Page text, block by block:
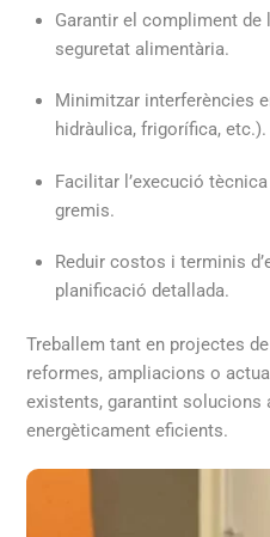
Garantir el compliment
seguretat alimentària.
Minimitzar interferències
hidràulica, frigorífica, etc.).
Facilitar l’execució
gremis.
Reduir costos i terminis
planificació detallada.
Treballem tant en projectes
reformes, ampliacions o
existents, garantint solucions
energèticament eficients.